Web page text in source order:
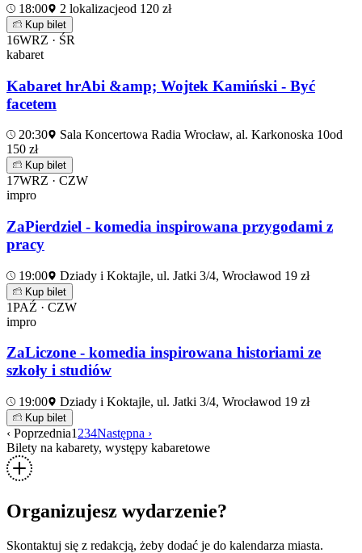
18:00 2 lokalizacjeod 120 zł
Kup bilet
16WRZ · ŚR
kabaret
Kabaret hrAbi &amp; Wojtek Kamiński - Być
facetem
20:30 Sala Koncertowa Radia Wrocław, al. Karkonoska 10od
150 zł
Kup bilet
17WRZ · CZW
impro
ZaPierdziel - komedia inspirowana przygodami z
pracy
19:00 Dziady i Koktajle, ul. Jatki 3/4, Wrocławod 19 zł
Kup bilet
1PAŹ · CZW
impro
ZaLiczone - komedia inspirowana historiami ze
szkoły i studiów
19:00 Dziady i Koktajle, ul. Jatki 3/4, Wrocławod 19 zł
Kup bilet
‹ Poprzednia1 234Następna ›
Bilety na kabarety, występy kabaretowe
Organizujesz wydarzenie?
Skontaktuj się z redakcją, żeby dodać je do kalendarza miasta.